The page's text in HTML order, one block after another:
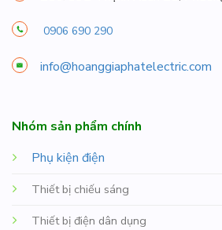
0906 690 290
info@hoanggiaphatelectric.com
Nhóm sản phẩm chính
Phụ kiện điện
Thiết bị chiếu sáng
Thiết bị điện dân dụng